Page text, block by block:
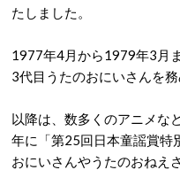
たしました。
1977年4月から1979年3月
3代目うたのおにいさんを務
以降は、数多くのアニメな
年に「第25回日本童謡賞特
おにいさんやうたのおねえ